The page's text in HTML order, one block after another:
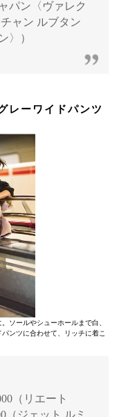
パン〈ヴァレク
ャン ルブタン
〉）
レーワイドパンツ
ソールやシューホールまで白、
ンツに合わせて、リッチに着こ
（リエート